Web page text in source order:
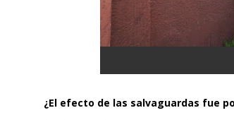
¿El efecto de las salvaguardas fue